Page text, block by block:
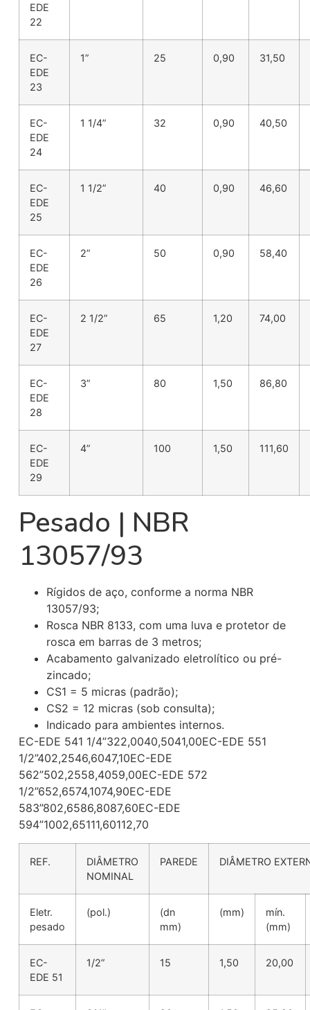
EDE
22
EC-
EDE
23
1” 25 0,90 31,50
EC-
EDE
24
1 1/4” 32 0,90 40,50
EC-
EDE
25
1 1/2” 40 0,90 46,60
EC-
EDE
26
2” 50 0,90 58,40
EC-
EDE
27
2 1/2” 65 1,20 74,00
EC-
EDE
28
3” 80 1,50 86,80
EC-
EDE
29
4” 100 1,50 111,60
Pesado | NBR
13057/93
Rígidos de aço, conforme a norma NBR
13057/93;
Rosca NBR 8133, com uma luva e protetor de
rosca em barras de 3 metros;
Acabamento galvanizado eletrolítico ou pré-
zincado;
CS1 = 5 micras (padrão);
CS2 = 12 micras (sob consulta);
Indicado para ambientes internos.
EC-EDE 541 1/4”322,0040,5041,00EC-EDE 551
1/2”402,2546,6047,10EC-EDE
562”502,2558,4059,00EC-EDE 572
1/2”652,6574,1074,90EC-EDE
583”802,6586,8087,60EC-EDE
594”1002,65111,60112,70
REF.
DIÂMETRO
NOMINAL
PAREDE DIÂMETRO
Eletr.
pesado
(pol.)
(dn
mm)
(mm)
mín.
(mm)
EC-
EDE 51
1/2” 15 1,50 20,00